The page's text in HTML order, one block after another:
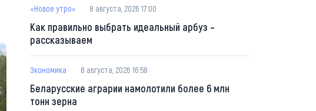
«Новое утро» 8 августа, 2026 17:00
Как правильно выбрать идеальный арбуз –
рассказываем
Экономика 8 августа, 2026 16:58
Беларусские аграрии намолотили более 6 млн
тонн зерна